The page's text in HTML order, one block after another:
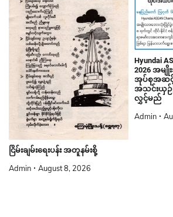
ငြိမ်းချမ်းရေးပန်း အတူနမ်းစို့
Admin August 8, 2026
Hyundai
2026 အမျို
အုပ်စုအဆင့်
အသင်းယှ
လွှင့်မည်
Admin